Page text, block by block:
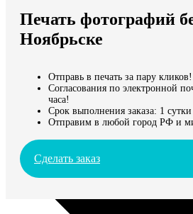
Мы доставляем по всему миру
Продолжить без города
Печать фотографий
Ноябрьске
Отправь в печать за пару кликов!
Согласования по электронной
часа!
Срок выполнения заказа: 1 сутки
Отправим в любой город РФ и
Сделать заказ